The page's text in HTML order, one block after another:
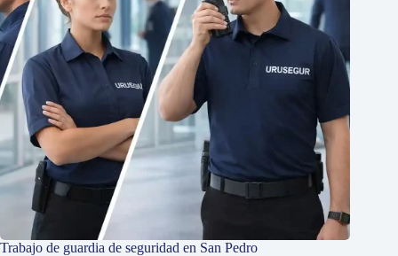
Trabajo de guardia de seguridad en San Pedro